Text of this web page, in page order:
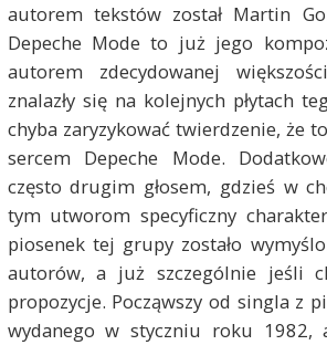
autorem tekstów został Martin
Depeche Mode to już jego
autorem zdecydowanej
znalazły się na kolejnych płytach
chyba zaryzykować twierdzenie, że
sercem Depeche Mode.
często drugim głosem, gdzieś w
tym utworom specyficzny
piosenek tej grupy zostało
autorów, a już szczególnie jeśli
propozycje. Począwszy od singla z
wydanego w styczniu roku 1982,